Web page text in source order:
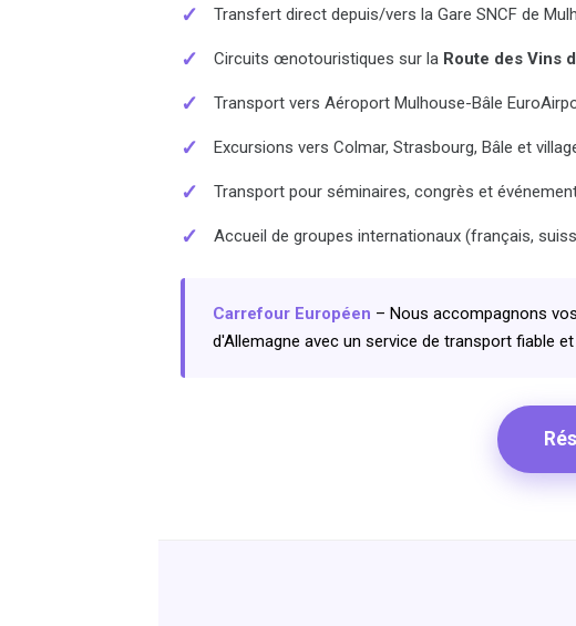
✓ Transfert direct depuis/vers la Gare SNCF de
✓ Circuits œnotouristiques sur la Route des Vins
✓ Transport vers Aéroport Mulhouse-Bâle
✓ Excursions vers Colmar, Strasbourg, Bâle et
✓ Transport pour séminaires, congrès et
✓ Accueil de groupes internationaux (français,
Carrefour Européen – Nous accompagnons
d'Allemagne avec un service de transport fiable